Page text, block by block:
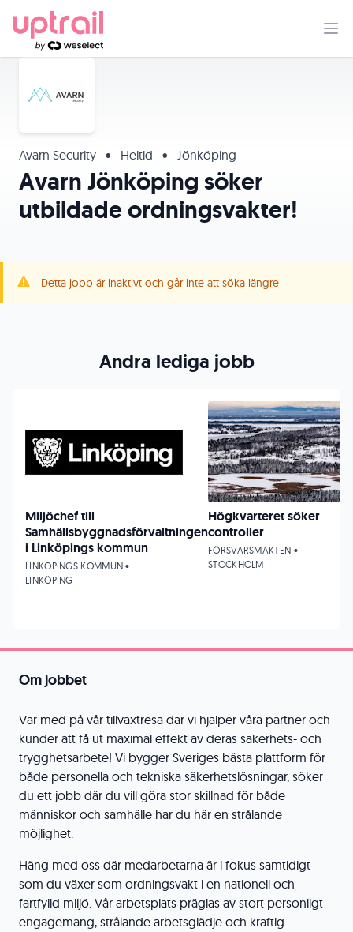
Avarn Security • Heltid • Jönköping
Avarn Jönköping söker
utbildade ordningsvakter!
Detta jobb är inaktivt och går inte att söka längre
Om jobbet
Var med på vår tillväxtresa där vi hjälper våra partner och
kunder att få ut maximal effekt av deras säkerhets- och
trygghetsarbete! Vi bygger Sveriges bästa plattform för
både personella och tekniska säkerhetslösningar, söker
du ett jobb där du vill göra stor skillnad för både
människor och samhälle har du här en strålande
möjlighet.
Häng med oss där medarbetarna är i fokus samtidigt
som du växer som ordningsvakt i en nationell och
fartfylld miljö. Vår arbetsplats präglas av stort personligt
engagemang, strålande arbetsglädje och kraftig
Andra lediga jobb
Miljöchef till
Samhällsbyggnadsförvaltningen
i Linköpings kommun
LINKÖPINGS KOMMUN •
LINKÖPING
Högkvarteret söker
controller
FÖRSVARSMAKTEN •
STOCKHOLM